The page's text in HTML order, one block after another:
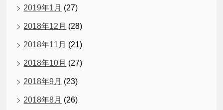
2019年1月 (27)
2018年12月 (28)
2018年11月 (21)
2018年10月 (27)
2018年9月 (23)
2018年8月 (26)